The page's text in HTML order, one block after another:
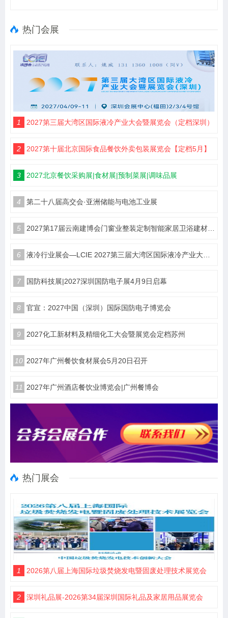
热门会展
1 2027第三届大湾区国际液冷产业大会暨展览会（定档深圳）
2 2027第十届北京国际食品餐饮外卖包装展览会【定档5月】
3 2027北京餐饮采购展|食材展|预制菜展|调味品展
4 第二十八届高交会·亚洲储能与电池工业展
5 2027第17届云南建博会门窗业整装定制智能家居卫浴建材展会
6 液冷行业展会—LCIE 2027第三届大湾区国际液冷产业大会暨展览会（深圳）
7 国防科技展|2027深圳国防电子展4月9日启幕
8 官宣：2027中国（深圳）国际国防电子博览会
9 2027化工新材料及精细化工大会暨展览会定档苏州
10 2027年广州餐饮食材展会5月20日召开
11 2027年广州酒店餐饮业博览会|广州餐博会
热门展会
1 2026第八届上海国际垃圾焚烧发电暨固废处理技术展览会
2 深圳礼品展-2026第34届深圳国际礼品及家居用品展览会